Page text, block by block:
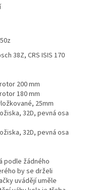
38Z, CRS ISIS 170
200 mm
180 mm
25mm
32D, pevná osa
32D, pevná osa
podle žádného
by se drželi
uvádějí uměle